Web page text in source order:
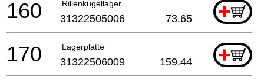
Rillenkugellager +
160 31322505006 73.65
Lagerplatte +
170 31322506009 159.44